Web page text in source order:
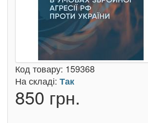
Код товару: 159368
На складі: Так
850 грн.